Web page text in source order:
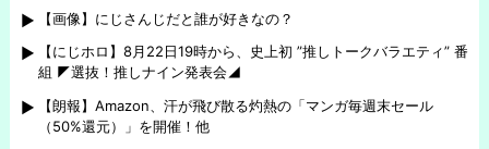
【画像】にじさんじだと誰が好きなの？
【にじホロ】8月22日19時から、史上初 ”推しトークバラエティ” 番
組 ◤選抜！推しナイン発表会◢
【朗報】Amazon、汗が飛び散る灼熱の「マンガ毎週末セール
（50%還元）」を開催！他